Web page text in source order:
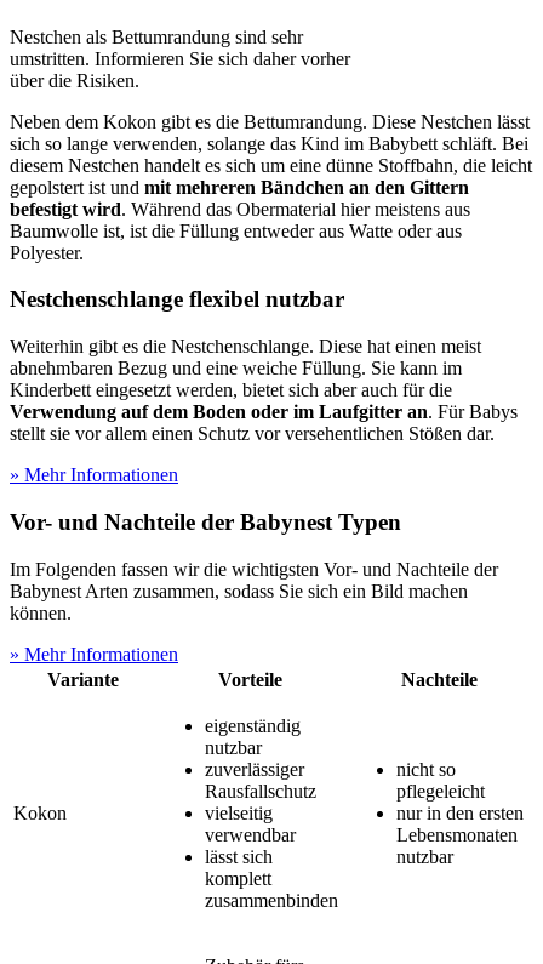
Nestchen als Bettumrandung sind sehr
umstritten. Informieren Sie sich daher vorher
über die Risiken.
Neben dem Kokon gibt es die Bettumrandung. Diese Nestchen lässt
sich so lange verwenden, solange das Kind im Babybett schläft. Bei
diesem Nestchen handelt es sich um eine dünne Stoffbahn, die leicht
gepolstert ist und mit mehreren Bändchen an den Gittern
befestigt wird. Während das Obermaterial hier meistens aus
Baumwolle ist, ist die Füllung entweder aus Watte oder aus
Polyester.
Nestchenschlange flexibel nutzbar
Weiterhin gibt es die Nestchenschlange. Diese hat einen meist
abnehmbaren Bezug und eine weiche Füllung. Sie kann im
Kinderbett eingesetzt werden, bietet sich aber auch für die
Verwendung auf dem Boden oder im Laufgitter an. Für Babys
stellt sie vor allem einen Schutz vor versehentlichen Stößen dar.
» Mehr Informationen
Vor- und Nachteile der Babynest Typen
Im Folgenden fassen wir die wichtigsten Vor- und Nachteile der
Babynest Arten zusammen, sodass Sie sich ein Bild machen
können.
» Mehr Informationen
Variante
Vorteile Nachteile
Kokon
eigenständig
nutzbar
zuverlässiger
Rausfallschutz
vielseitig
verwendbar
lässt sich
komplett
zusammenbinden
nicht so
pflegeleicht
nur in den ersten
Lebensmonaten
nutzbar